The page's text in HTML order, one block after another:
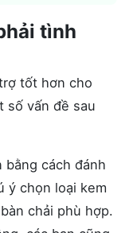
tình
tốt hơn cho
số vấn đề sau
bằng cách đánh
ý chọn loại kem
chải phù hợp.